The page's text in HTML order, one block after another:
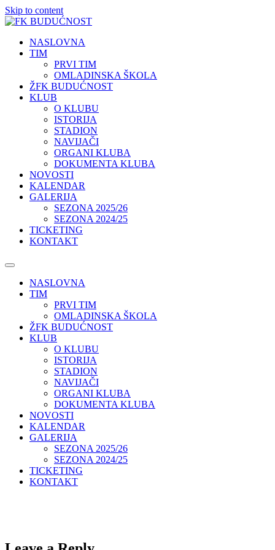
Skip to content
NASLOVNA
TIM
PRVI TIM
OMLADINSKA ŠKOLA
ŽFK BUDUĆNOST
KLUB
O KLUBU
ISTORIJA
STADION
NAVIJAČI
ORGANI KLUBA
DOKUMENTA KLUBA
NOVOSTI
KALENDAR
GALERIJA
SEZONA 2025/26
SEZONA 2024/25
TICKETING
KONTAKT
NASLOVNA
TIM
PRVI TIM
OMLADINSKA ŠKOLA
ŽFK BUDUĆNOST
KLUB
O KLUBU
ISTORIJA
STADION
NAVIJAČI
ORGANI KLUBA
DOKUMENTA KLUBA
NOVOSTI
KALENDAR
GALERIJA
SEZONA 2025/26
SEZONA 2024/25
TICKETING
KONTAKT